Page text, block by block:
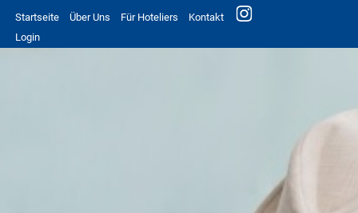
Startseite Über Uns Für Hoteliers
Kontakt
Login